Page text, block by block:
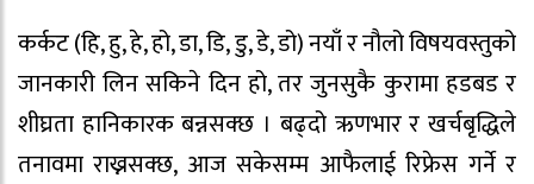
कर्कट (हि, हु, हे, हो, डा, डि, डु, डे, डो) नयाँ र नौलो विषयवस्तुको
जानकारी लिन सकिने दिन हो, तर जुनसुकै कुरामा हडबड र
शीघ्रता हानिकारक बन्नसक्छ । बढ्दो ऋणभार र खर्चबृद्धिले
तनावमा राख्नसक्छ, आज सकेसम्म आफैलाई रिफ्रेस गर्ने र